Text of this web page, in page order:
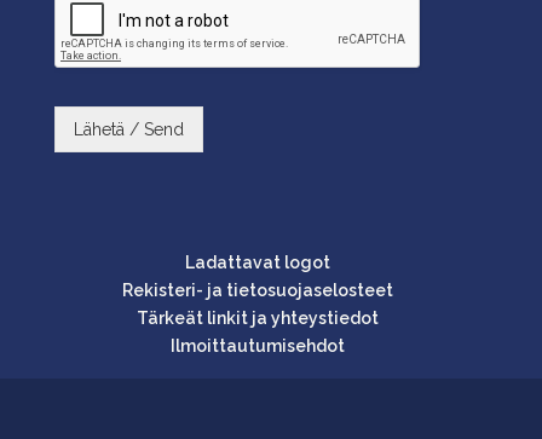
Lähetä / Send
Ladattavat logot
Rekisteri- ja tietosuojaselosteet
Tärkeät linkit ja yhteystiedot
Ilmoittautumisehdot